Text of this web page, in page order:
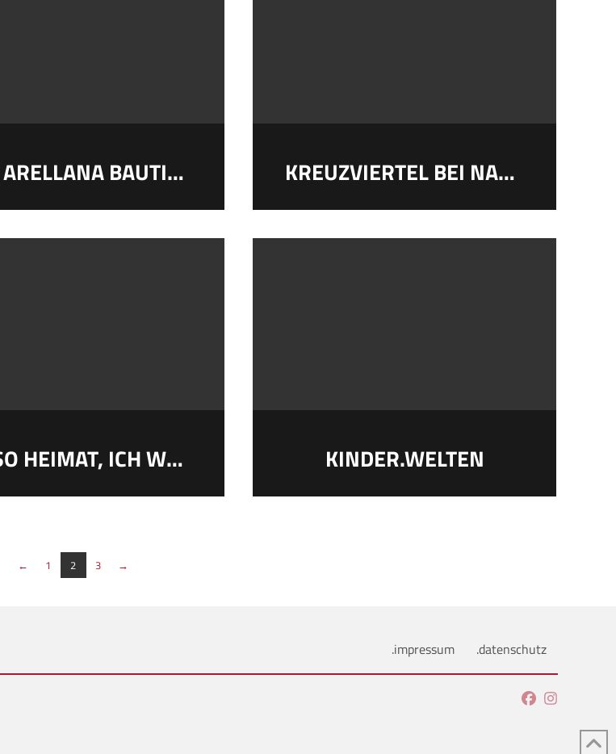
ERIK ARELLANA BAUTISTA KREUZVIERTEL BEI NACHT
WIESO HEIMAT, ICH WOHNE ZUR MIETE KINDER.WELTEN
← 1 2 3 →
.impressum .datenschutz